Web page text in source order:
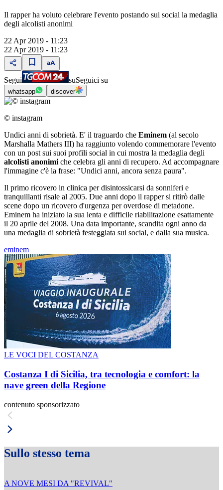
Il rapper ha voluto celebrare l'evento postando sui social la medaglia
degli alcolisti anonimi
22 Apr 2019 - 11:23
22 Apr 2019 - 11:23
Segui suSeguici su
whatsapp discover
© instagram
Undici anni di sobrietà. E' il traguardo che Eminem (al secolo
Marshalla Mathers III) ha raggiunto volendo commemorare l'evento
con un post sui suoi profili social in cui mostra la medaglia degli
alcolisti anonimi che celebra gli anni di recupero. Ad accompagnare
l'immagine c'è la frase: "Undici anni, ancora senza paura".
Il primo ricovero in clinica per disintossicarsi da sonniferi e
tranquillanti risale al 2005. Due anni dopo il rapper si ritirò dalle
scene dopo un ricovero d'urgenza per overdose di metadone.
Eminem ha iniziato la sua lenta e difficile riabilitazione esattamente
il 20 aprile del 2008. Una data importante, scandita ogni anno da
una medaglia di sobrietà festeggiata sui social, e dalla sua musica.
eminem
LE VOCI DEL COSTANZA
Costanza I di Sicilia, tra tecnologia e comfort: la
nave green della Regione
contenuto sponsorizzato
Sullo stesso tema
A NOVE MESI DA "REVIVAL"